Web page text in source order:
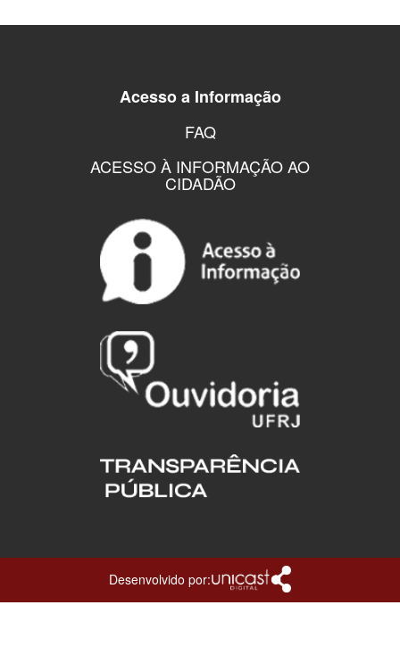
Acesso a Informação
FAQ
ACESSO À INFORMAÇÃO AO
CIDADÃO
Desenvolvido por: